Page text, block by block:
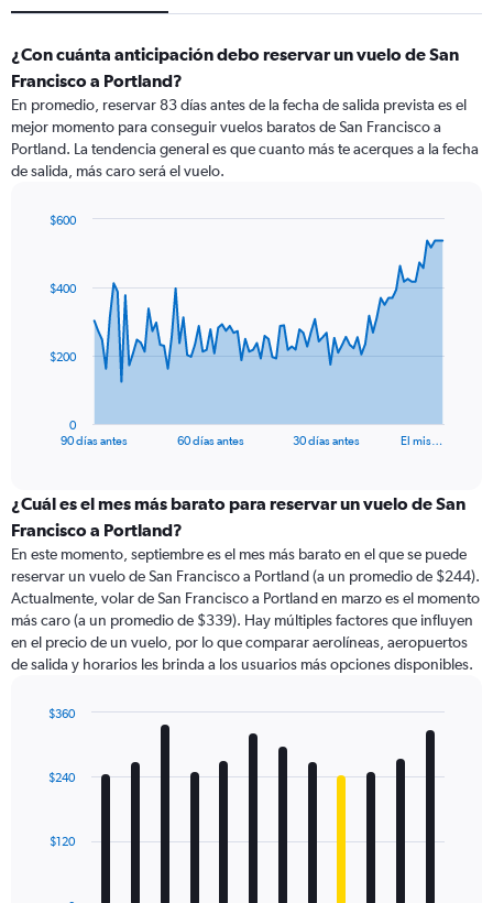
¿Con cuánta anticipación debo reservar un vuelo de San
Francisco a Portland?
En promedio, reservar 83 días antes de la fecha de salida prevista es el
mejor momento para conseguir vuelos baratos de San Francisco a
Portland. La tendencia general es que cuanto más te acerques a la fecha
de salida, más caro será el vuelo.
data
The
categories.
Range:
categories.
The
chart
has
1
Y
displaying
90 días antes 60 días antes 30 días antes El mis…
0
$200
$400
$600
¿Cuál es el mes más barato para reservar un vuelo de San
Francisco a Portland?
En este momento, septiembre es el mes más barato en el que se puede
reservar un vuelo de San Francisco a Portland (a un promedio de $244).
Actualmente, volar de San Francisco a Portland en marzo es el momento
más caro (a un promedio de $339). Hay múltiples factores que influyen
en el precio de un vuelo, por lo que comparar aerolíneas, aeropuertos
de salida y horarios les brinda a los usuarios más opciones disponibles.
with
12
The
$120
$240
$360